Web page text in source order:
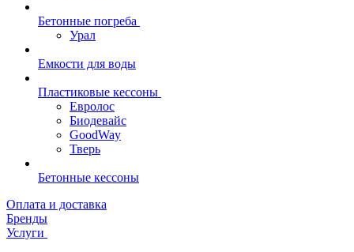
Бетонные погреба
Урал
Емкости для воды
Пластиковые кессоны
Евролос
Биодевайс
GoodWay
Тверь
Бетонные кессоны
Оплата и доставка
Бренды
Услуги